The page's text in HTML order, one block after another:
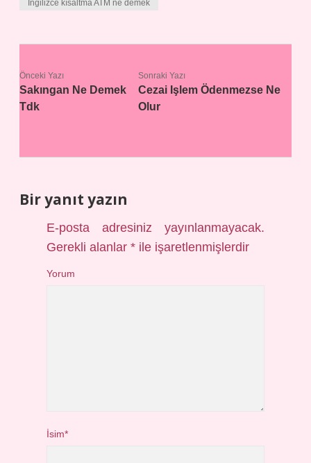
İngilizce kısaltma ATM ne demek
Önceki Yazı
Sakıngan Ne Demek
Tdk
Sonraki Yazı
Cezai Işlem Ödenmezse Ne
Olur
Bir yanıt yazın
E-posta adresiniz yayınlanmayacak.
Gerekli alanlar* ile işaretlenmişlerdir
Yorum
İsim*